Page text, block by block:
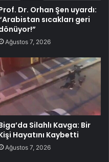
Dr. Orhan Şen uyardı:
sıcakları geri
Ağustos 7, 2026
Silahlı Kavga: Bir
Hayatını Kaybetti
Ağustos 7, 2026